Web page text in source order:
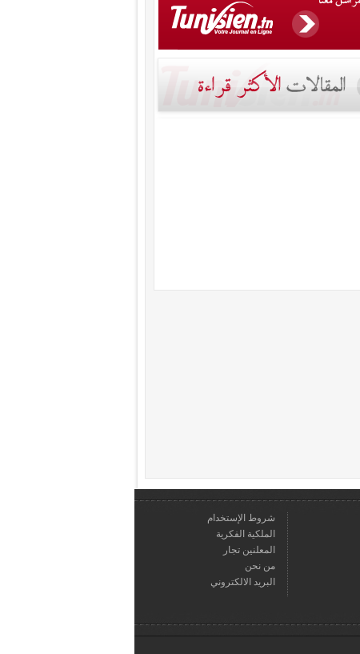
شروط الإستخدام
الملكية الفكرية
المعلنين تجار
من نحن
البريد الالكتروني